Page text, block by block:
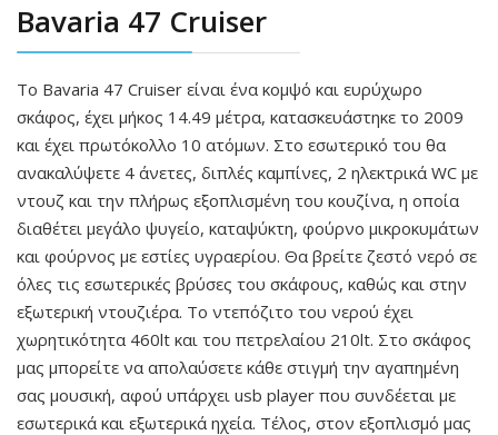
Bavaria 47 Cruiser
Το Bavaria 47 Cruiser είναι ένα κομψό και ευρύχωρο
σκάφος, έχει μήκος 14.49 μέτρα, κατασκευάστηκε το 2009
και έχει πρωτόκολλο 10 ατόμων. Στο εσωτερικό του θα
ανακαλύψετε 4 άνετες, διπλές καμπίνες, 2 ηλεκτρικά WC με
ντουζ και την πλήρως εξοπλισμένη του κουζίνα, η οποία
διαθέτει μεγάλο ψυγείο, καταψύκτη, φούρνο μικροκυμάτων
και φούρνος με εστίες υγραερίου. Θα βρείτε ζεστό νερό σε
όλες τις εσωτερικές βρύσες του σκάφους, καθώς και στην
εξωτερική ντουζιέρα. Το ντεπόζιτο του νερού έχει
χωρητικότητα 460lt και του πετρελαίου 210lt. Στο σκάφος
μας μπορείτε να απολαύσετε κάθε στιγμή την αγαπημένη
σας μουσική, αφού υπάρχει usb player που συνδέεται με
εσωτερικά και εξωτερικά ηχεία. Τέλος, στον εξοπλισμό μας